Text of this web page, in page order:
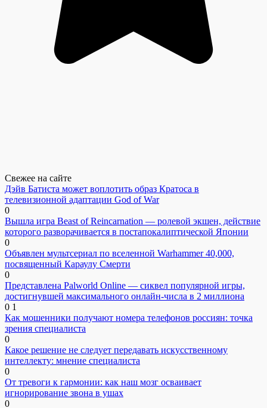
Свежее на сайте
Дэйв Батиста может воплотить образ Кратоса в
телевизионной адаптации God of War
0
Вышла игра Beast of Reincarnation — ролевой экшен, действие
которого разворачивается в постапокалиптической Японии
0
Объявлен мультсериал по вселенной Warhammer 40,000,
посвященный Караулу Смерти
0
Представлена Palworld Online — сиквел популярной игры,
достигнувшей максимального онлайн-числа в 2 миллиона
0 1
Как мошенники получают номера телефонов россиян: точка
зрения специалиста
0
Какое решение не следует передавать искусственному
интеллекту: мнение специалиста
0
От тревоги к гармонии: как наш мозг осваивает
игнорирование звона в ушах
0